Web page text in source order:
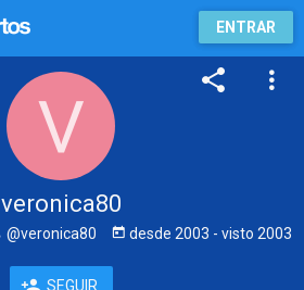
ENTRAR
veronica80
@veronica80 desde 2003 - visto 2003
SEGUIR